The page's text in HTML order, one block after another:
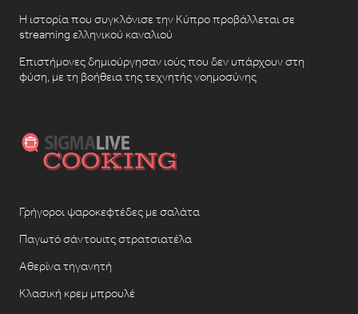
Η ιστορία που συγκλόνισε την Κύπρο προβάλλεται σε
streaming ελληνικού καναλιού
Επιστήμονες δημιούργησαν ιούς που δεν υπάρχουν στη
φύση, με τη βοήθεια της τεχνητής νοημοσύνης
Γρήγοροι ψαροκεφτέδες με σαλάτα
Παγωτό σάντουιτς στρατσιατέλα
Αθερίνα τηγανητή
Κλασική κρεμ μπρουλέ